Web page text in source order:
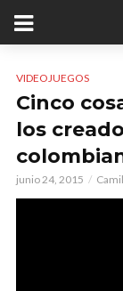
VIDEOJUEGOS
Cinco
los
junio 24, 2015